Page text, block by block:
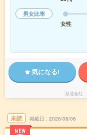
男女比率
女性
気になる!
派遣会社
未読
NEW
掲載日 2026/08/06